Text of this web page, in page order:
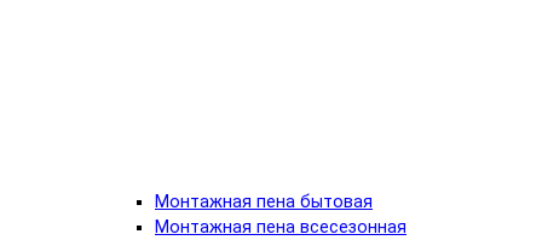
Монтажная пена бытовая
Монтажная пена всесезонная